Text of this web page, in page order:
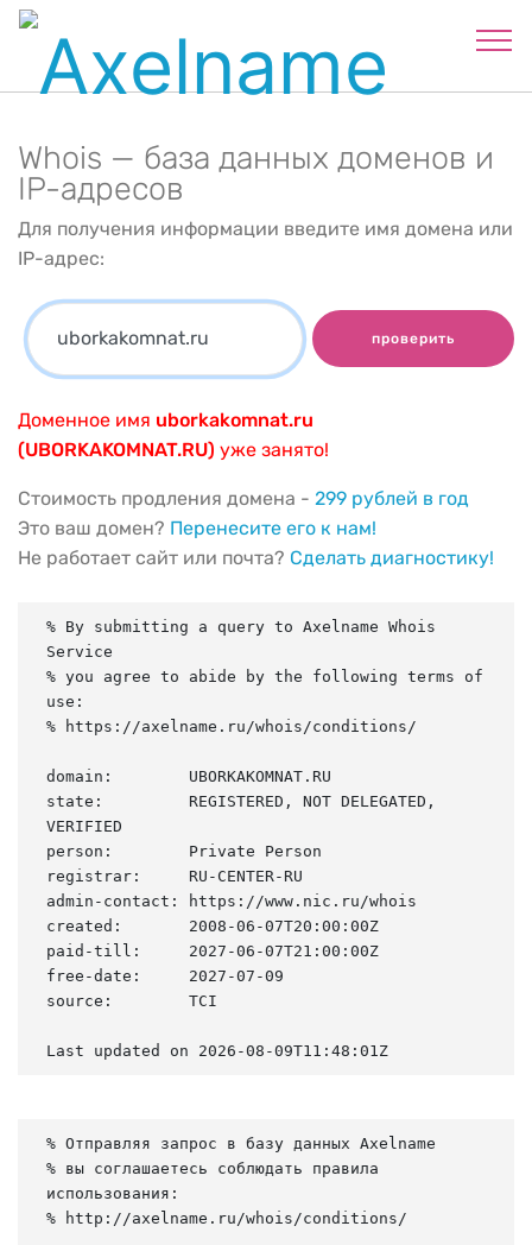
Whois — база данных доменов и
IP-адресов
Для получения информации введите имя домена или
IP-адрес:
проверить
Доменное имя uborkakomnat.ru
(UBORKAKOMNAT.RU) уже занято!
Стоимость продления домена - 299 рублей в год
Это ваш домен? Перенесите его к нам!
Не работает сайт или почта? Сделать диагностику!
% By submitting a query to Axelname Whois
Service
% you agree to abide by the following terms of
use:
% https://axelname.ru/whois/conditions/
domain:        UBORKAKOMNAT.RU
state:         REGISTERED, NOT DELEGATED,
VERIFIED
person:        Private Person
registrar:     RU-CENTER-RU
admin-contact: https://www.nic.ru/whois
created:       2008-06-07T20:00:00Z
paid-till:     2027-06-07T21:00:00Z
free-date:     2027-07-09
source:        TCI
Last updated on 2026-08-09T11:48:01Z
% Отправляя запрос в базу данных Axelname
% вы соглашаетесь соблюдать правила
использования:
% http://axelname.ru/whois/conditions/